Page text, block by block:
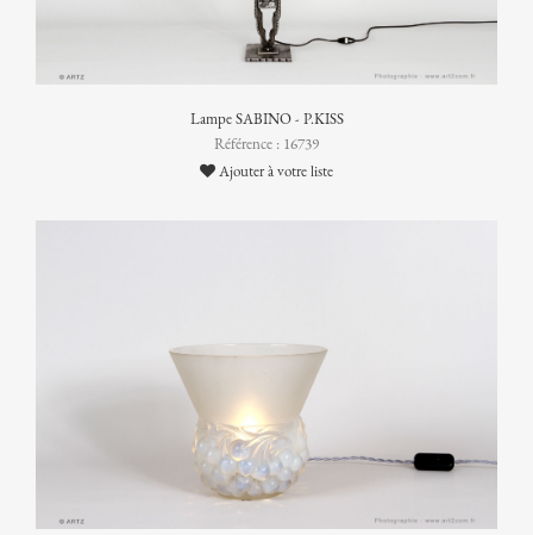
Lampe SABINO - P.KISS
Référence : 16739
Ajouter à votre liste